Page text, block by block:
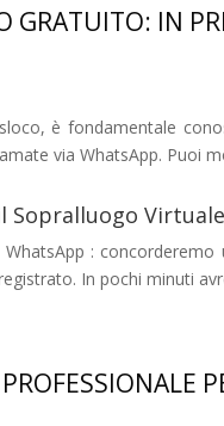
GRATUITO: IN
è fondamentale
via WhatsApp. Puoi
Sopralluogo Virtuale
:
In pochi minuti